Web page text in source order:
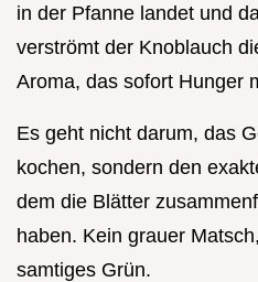
in der Pfanne landet und
verströmt der Knoblauch
Aroma, das sofort Hunger
Es geht nicht darum, das
kochen, sondern den
dem die Blätter
haben. Kein grauer
samtiges Grün.